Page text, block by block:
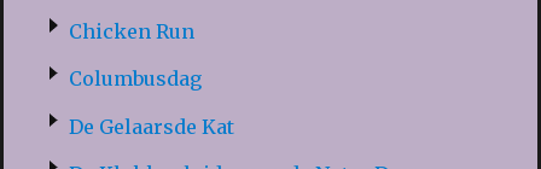
Chicken Run
Columbusdag
De Gelaarsde Kat